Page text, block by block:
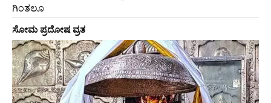
ಗಿಂತಲೂ
ಸೋಮ ಪ್ರದೋಷ ವ್ರತ